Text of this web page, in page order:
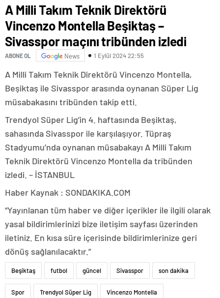
A Milli Takım Teknik Direktörü
Vincenzo Montella Beşiktaş –
Sivasspor maçını tribünden izledi
ABONE OL News 1 Eylül 2024 22:55
A Milli Takım Teknik Direktörü Vincenzo Montella,
Beşiktaş ile Sivasspor arasında oynanan Süper Lig
müsabakasını tribünden takip etti.
Trendyol Süper Lig’in 4. haftasında Beşiktaş,
sahasında Sivasspor ile karşılaşıyor. Tüpraş
Stadyumu’nda oynanan müsabakayı A Milli Takım
Teknik Direktörü Vincenzo Montella da tribünden
izledi. – İSTANBUL
Haber Kaynak : SONDAKIKA.COM
“Yayınlanan tüm haber ve diğer içerikler ile ilgili olarak
yasal bildirimlerinizi bize iletişim sayfası üzerinden
iletiniz. En kısa süre içerisinde bildirimlerinize geri
dönüş sağlanılacaktır.”
Beşiktaş futbol güncel Sivasspor son dakika
Spor Trendyol Süper Lig Vincenzo Montella